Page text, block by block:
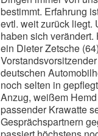
bestimmt. Erfahrung
evtl. weit zurück liegt.
haben sich verändert.
ein Dieter Zetsche
deutschen
noch selten in
Anzug, weißem
passender Krawatte
Gesprächspartnern